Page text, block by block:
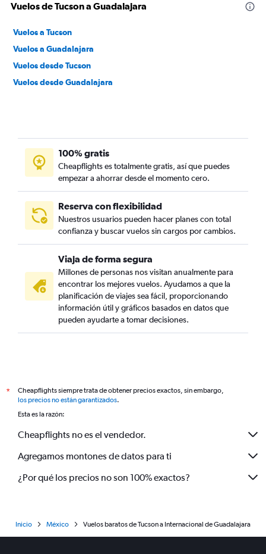
Vuelos de Tucson a Guadalajara
Vuelos a Tucson
Vuelos a Guadalajara
Vuelos desde Tucson
Vuelos desde Guadalajara
100% gratis
Cheapflights es totalmente gratis, así que puedes
empezar a ahorrar desde el momento cero.
Reserva con flexibilidad
Nuestros usuarios pueden hacer planes con total
confianza y buscar vuelos sin cargos por cambios.
Viaja de forma segura
Millones de personas nos visitan anualmente para
encontrar los mejores vuelos. Ayudamos a que la
planificación de viajes sea fácil, proporcionando
información útil y gráficos basados en datos que
pueden ayudarte a tomar decisiones.
*
Cheapflights siempre trata de obtener precios exactos, sin embargo,
los precios no están garantizados.
Esta es la razón:
Cheapflights no es el vendedor.
Agregamos montones de datos para ti
¿Por qué los precios no son 100% exactos?
Inicio México Vuelos baratos de Tucson a Internacional de Guadalajara